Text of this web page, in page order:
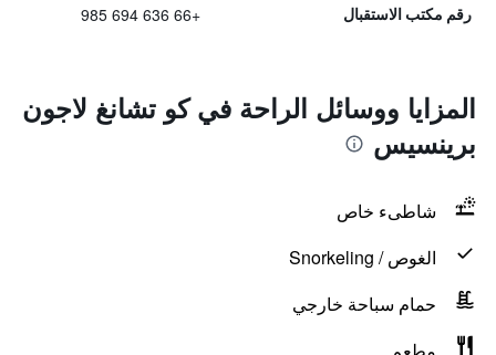
رقم مكتب الاستقبال +66 636 694 985
المزايا ووسائل الراحة في كو تشانغ لاجون
برينسيس
شاطىء خاص
الغوص / Snorkeling
حمام سباحة خارجي